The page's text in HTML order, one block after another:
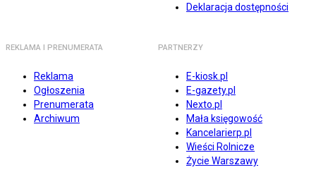
Deklaracja dostępności
REKLAMA I PRENUMERATA
Reklama
Ogłoszenia
Prenumerata
Archiwum
PARTNERZY
E-kiosk.pl
E-gazety.pl
Nexto.pl
Mała księgowość
Kancelarierp.pl
Wieści Rolnicze
Życie Warszawy